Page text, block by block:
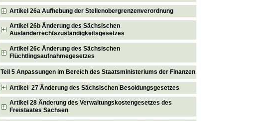
Artikel 26a Aufhebung der Stellenobergrenzenverordnung
Artikel 26b Änderung des Sächsischen
Ausländerrechtszuständigkeitsgesetzes
Artikel 26c Änderung des Sächsischen
Flüchtlingsaufnahmegesetzes
Teil 5 Anpassungen im Bereich des Staatsministeriums der Finanzen
Artikel 27 Änderung des Sächsischen Besoldungsgesetzes
Artikel 28 Änderung des Verwaltungskostengesetzes des
Freistaates Sachsen